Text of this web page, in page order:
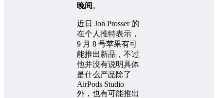
晚间 。
近日 Jon Prosser 的
在个人推特表示，
9 月 8 号苹果有可
能推出新品，不过
他并没有说明具体
是什么产品除了
AirPods Studio
外，也有可能推出